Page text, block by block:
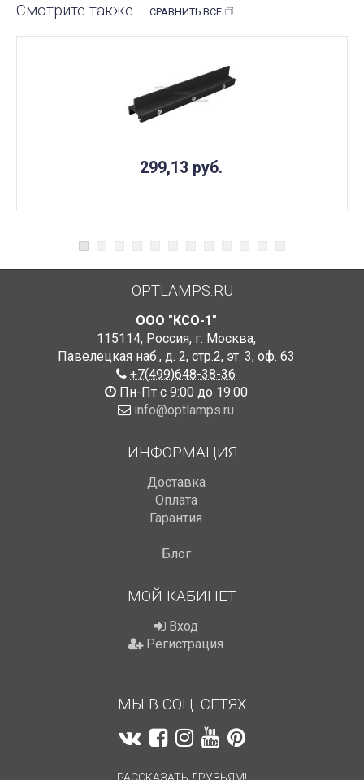
Смотрите также СРАВНИТЬ ВСЕ
299,13 руб.
OPTLAMPS.RU
ООО "КСО-1"
115114, Россия, г. Москва,
Павелецкая наб., д. 2, стр.2, эт. 3, оф. 63
+7(499)648-38-36
Пн-Пт с 9:00 до 19:00
info@optlamps.ru
ИНФОРМАЦИЯ
Доставка
Оплата
Гарантия
Блог
МОЙ КАБИНЕТ
Вход
Регистрация
МЫ В СОЦ. СЕТЯХ
РАССКАЗАТЬ ДРУЗЬЯМ!